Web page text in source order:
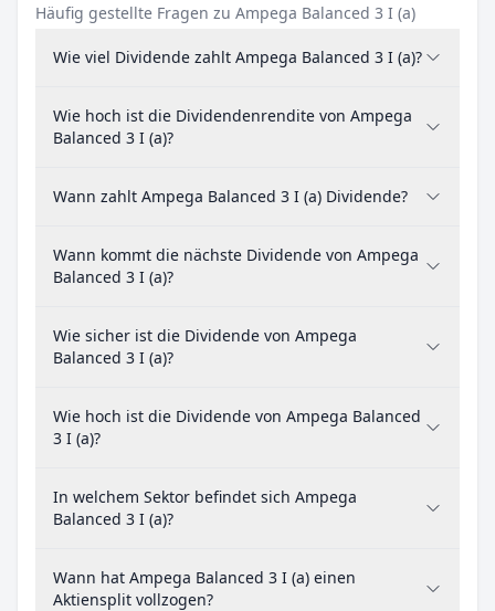
Häufig gestellte Fragen zu Ampega Balanced 3 I (a)
Wie viel Dividende zahlt Ampega Balanced 3 I (a)?
Wie hoch ist die Dividendenrendite von Ampega
Balanced 3 I (a)?
Wann zahlt Ampega Balanced 3 I (a) Dividende?
Wann kommt die nächste Dividende von Ampega
Balanced 3 I (a)?
Wie sicher ist die Dividende von Ampega
Balanced 3 I (a)?
Wie hoch ist die Dividende von Ampega Balanced
3 I (a)?
In welchem Sektor befindet sich Ampega
Balanced 3 I (a)?
Wann hat Ampega Balanced 3 I (a) einen
Aktiensplit vollzogen?